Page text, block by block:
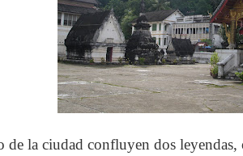
de la ciudad confluyen dos